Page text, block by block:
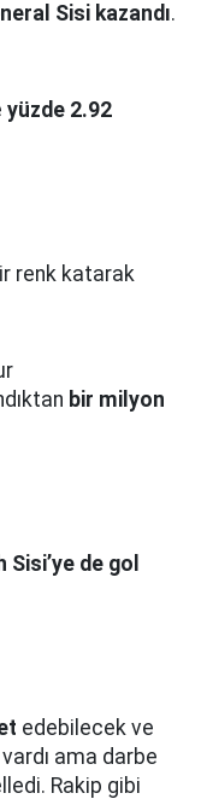
Sisi kazandı.
yüzde 2.92
renk katarak
bir milyon
Sisi’ye de gol
edebilecek ve
ama darbe
Rakip gibi